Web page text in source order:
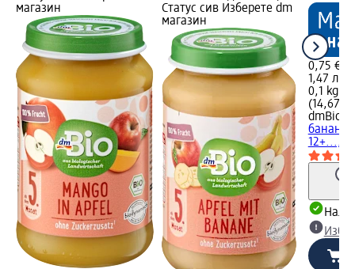
магазин
Статус сив Изберете dm
магазин
0,75 €
1,47 лв.
0,1 kg
(14,67
dmBio
банан,
12+...,